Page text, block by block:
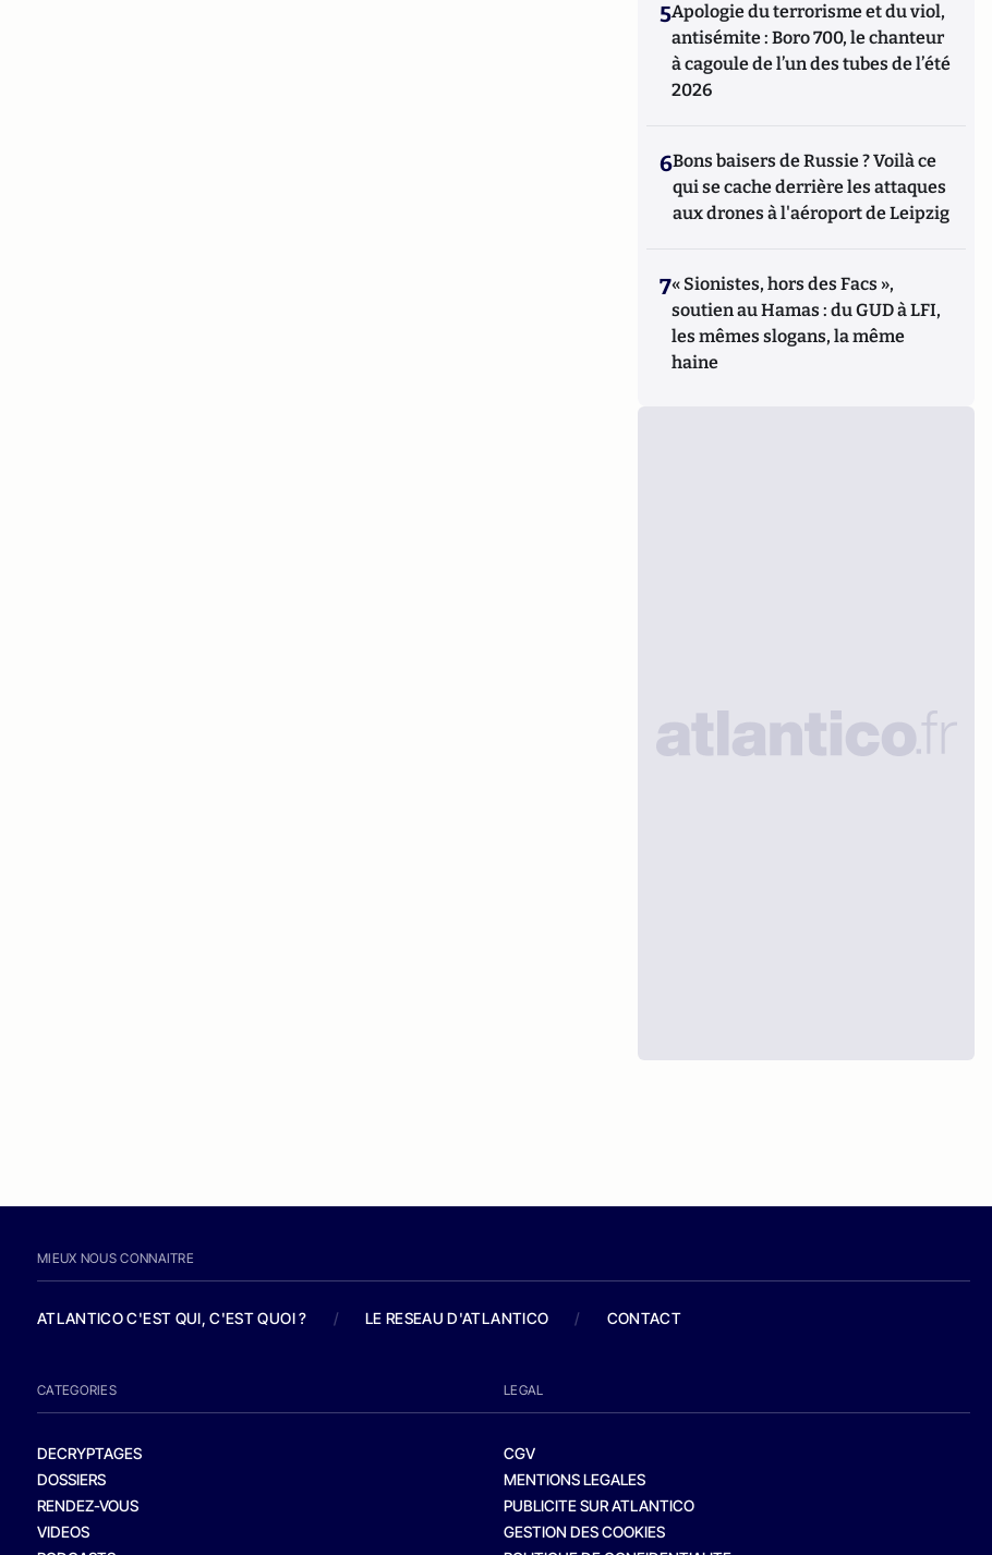
5Apologie du terrorisme et du viol,
antisémite : Boro 700, le chanteur
à cagoule de l’un des tubes de l’été
2026
6Bons baisers de Russie ? Voilà ce
qui se cache derrière les attaques
aux drones à l'aéroport de Leipzig
7« Sionistes, hors des Facs »,
soutien au Hamas : du GUD à LFI,
les mêmes slogans, la même
haine
MIEUX NOUS CONNAITRE
ATLANTICO C'EST QUI, C'EST QUOI ? / LE RESEAU D'ATLANTICO / CONTACT
CATEGORIES
DECRYPTAGES
DOSSIERS
RENDEZ-VOUS
VIDEOS
LEGAL
CGV
MENTIONS LEGALES
PUBLICITE SUR ATLANTICO
GESTION DES COOKIES